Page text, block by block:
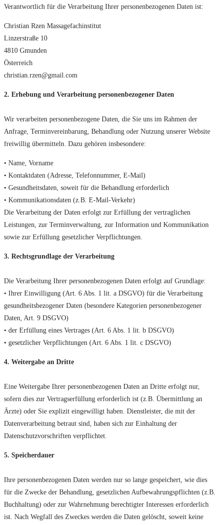
Verantwortlich für die Verarbeitung Ihrer personenbezogenen Daten ist:
Christian Rzen Massagefachinstitut
Linzerstraße 10
4810 Gmunden
Österreich
christian.rzen@gmail.com
2. Erhebung und Verarbeitung personenbezogener Daten
Wir verarbeiten personenbezogene Daten, die Sie uns im Rahmen der
Anfrage, Terminvereinbarung, Behandlung oder Nutzung unserer Website
freiwillig übermitteln. Dazu gehören insbesondere:
• Name, Vorname
• Kontaktdaten (Adresse, Telefonnummer, E-Mail)
• Gesundheitsdaten, soweit für die Behandlung erforderlich
• Kommunikationsdaten (z.B. E-Mail-Verkehr)
Die Verarbeitung der Daten erfolgt zur Erfüllung der vertraglichen
Leistungen, zur Terminverwaltung, zur Information und Kommunikation
sowie zur Erfüllung gesetzlicher Verpflichtungen.
3. Rechtsgrundlage der Verarbeitung
Die Verarbeitung Ihrer personenbezogenen Daten erfolgt auf Grundlage:
• Ihrer Einwilligung (Art. 6 Abs. 1 lit. a DSGVO) für die Verarbeitung
gesundheitsbezogener Daten (besondere Kategorien personenbezogener
Daten, Art. 9 DSGVO)
• der Erfüllung eines Vertrages (Art. 6 Abs. 1 lit. b DSGVO)
• gesetzlicher Verpflichtungen (Art. 6 Abs. 1 lit. c DSGVO)
4. Weitergabe an Dritte
Eine Weitergabe Ihrer personenbezogenen Daten an Dritte erfolgt nur,
sofern dies zur Vertragserfüllung erforderlich ist (z.B. Übermittlung an
Ärzte) oder Sie explizit eingewilligt haben. Dienstleister, die mit der
Datenverarbeitung betraut sind, haben sich zur Einhaltung der
Datenschutzvorschriften verpflichtet.
5. Speicherdauer
Ihre personenbezogenen Daten werden nur so lange gespeichert, wie dies
für die Zwecke der Behandlung, gesetzlichen Aufbewahrungspflichten (z.B.
Buchhaltung) oder zur Wahrnehmung berechtigter Interessen erforderlich
ist. Nach Wegfall des Zweckes werden die Daten gelöscht, soweit keine